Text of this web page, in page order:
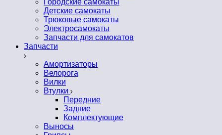
Городские самокаты
Детские самокаты
Трюковые самокаты
Электросамокаты
Запчасти для самокатов
Запчасти
Амортизаторы
Велорога
Вилки
Втулки
Передние
Задние
Комплектующие
Выносы